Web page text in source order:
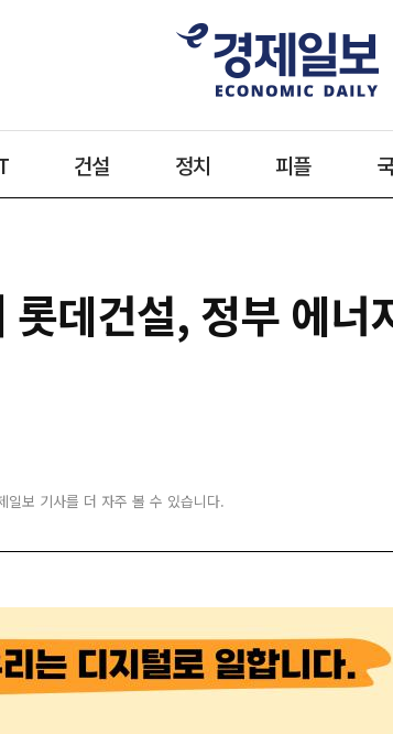
건설 정치 피플
데건설, 정부 에너
일보 기사를 더 자주 볼 수 있습니다.